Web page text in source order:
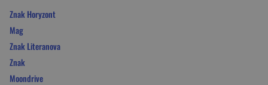
Znak Horyzont
Mag
Znak Literanova
Znak
Moondrive